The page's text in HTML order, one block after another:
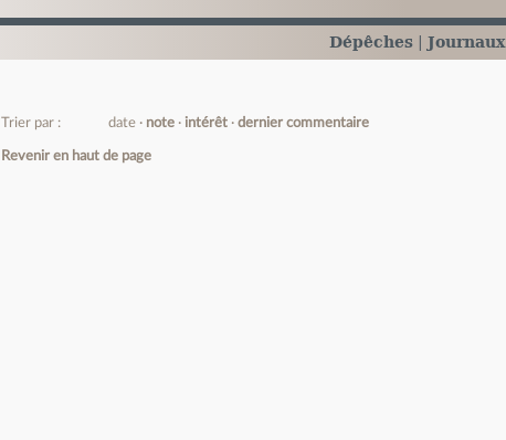
Dépêches Journaux
Trier par : date note intérêt dernier commentaire
Revenir en haut de page